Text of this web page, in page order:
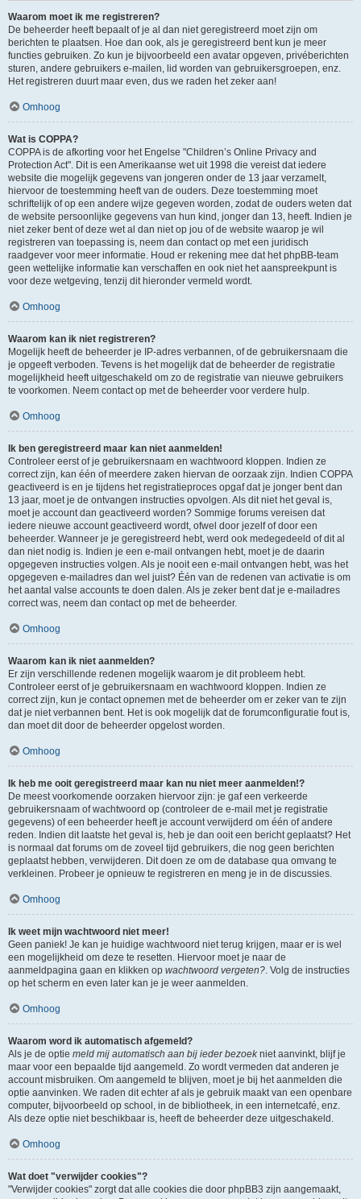
Waarom moet ik me registreren?
De beheerder heeft bepaalt of je al dan niet geregistreerd moet zijn om
berichten te plaatsen. Hoe dan ook, als je geregistreerd bent kun je meer
functies gebruiken. Zo kun je bijvoorbeeld een avatar opgeven, privéberichten
sturen, andere gebruikers e-mailen, lid worden van gebruikersgroepen, enz.
Het registreren duurt maar even, dus we raden het zeker aan!
Omhoog
Wat is COPPA?
COPPA is de afkorting voor het Engelse "Children’s Online Privacy and
Protection Act". Dit is een Amerikaanse wet uit 1998 die vereist dat iedere
website die mogelijk gegevens van jongeren onder de 13 jaar verzamelt,
hiervoor de toestemming heeft van de ouders. Deze toestemming moet
schriftelijk of op een andere wijze gegeven worden, zodat de ouders weten dat
de website persoonlijke gegevens van hun kind, jonger dan 13, heeft. Indien je
niet zeker bent of deze wet al dan niet op jou of de website waarop je wil
registreren van toepassing is, neem dan contact op met een juridisch
raadgever voor meer informatie. Houd er rekening mee dat het phpBB-team
geen wettelijke informatie kan verschaffen en ook niet het aanspreekpunt is
voor deze wetgeving, tenzij dit hieronder vermeld wordt.
Omhoog
Waarom kan ik niet registreren?
Mogelijk heeft de beheerder je IP-adres verbannen, of de gebruikersnaam die
je opgeeft verboden. Tevens is het mogelijk dat de beheerder de registratie
mogelijkheid heeft uitgeschakeld om zo de registratie van nieuwe gebruikers
te voorkomen. Neem contact op met de beheerder voor verdere hulp.
Omhoog
Ik ben geregistreerd maar kan niet aanmelden!
Controleer eerst of je gebruikersnaam en wachtwoord kloppen. Indien ze
correct zijn, kan één of meerdere zaken hiervan de oorzaak zijn. Indien COPPA
geactiveerd is en je tijdens het registratieproces opgaf dat je jonger bent dan
13 jaar, moet je de ontvangen instructies opvolgen. Als dit niet het geval is,
moet je account dan geactiveerd worden? Sommige forums vereisen dat
iedere nieuwe account geactiveerd wordt, ofwel door jezelf of door een
beheerder. Wanneer je je geregistreerd hebt, werd ook medegedeeld of dit al
dan niet nodig is. Indien je een e-mail ontvangen hebt, moet je de daarin
opgegeven instructies volgen. Als je nooit een e-mail ontvangen hebt, was het
opgegeven e-mailadres dan wel juist? Één van de redenen van activatie is om
het aantal valse accounts te doen dalen. Als je zeker bent dat je e-mailadres
correct was, neem dan contact op met de beheerder.
Omhoog
Waarom kan ik niet aanmelden?
Er zijn verschillende redenen mogelijk waarom je dit probleem hebt.
Controleer eerst of je gebruikersnaam en wachtwoord kloppen. Indien ze
correct zijn, kun je contact opnemen met de beheerder om er zeker van te zijn
dat je niet verbannen bent. Het is ook mogelijk dat de forumconfiguratie fout is,
dan moet dit door de beheerder opgelost worden.
Omhoog
Ik heb me ooit geregistreerd maar kan nu niet meer aanmelden!?
De meest voorkomende oorzaken hiervoor zijn: je gaf een verkeerde
gebruikersnaam of wachtwoord op (controleer de e-mail met je registratie
gegevens) of een beheerder heeft je account verwijderd om één of andere
reden. Indien dit laatste het geval is, heb je dan ooit een bericht geplaatst? Het
is normaal dat forums om de zoveel tijd gebruikers, die nog geen berichten
geplaatst hebben, verwijderen. Dit doen ze om de database qua omvang te
verkleinen. Probeer je opnieuw te registreren en meng je in de discussies.
Omhoog
Ik weet mijn wachtwoord niet meer!
Geen paniek! Je kan je huidige wachtwoord niet terug krijgen, maar er is wel
een mogelijkheid om deze te resetten. Hiervoor moet je naar de
aanmeldpagina gaan en klikken op wachtwoord vergeten?. Volg de instructies
op het scherm en even later kan je je weer aanmelden.
Omhoog
Waarom word ik automatisch afgemeld?
Als je de optie meld mij automatisch aan bij ieder bezoekniet aanvinkt, blijf je
maar voor een bepaalde tijd aangemeld. Zo wordt vermeden dat anderen je
account misbruiken. Om aangemeld te blijven, moet je bij het aanmelden die
optie aanvinken. We raden dit echter af als je gebruik maakt van een openbare
computer, bijvoorbeeld op school, in de bibliotheek, in een internetcafé, enz.
Als deze optie niet beschikbaar is, heeft de beheerder deze uitgeschakeld.
Omhoog
Wat doet "verwijder cookies"?
"Verwijder cookies" zorgt dat alle cookies die door phpBB3 zijn aangemaakt,